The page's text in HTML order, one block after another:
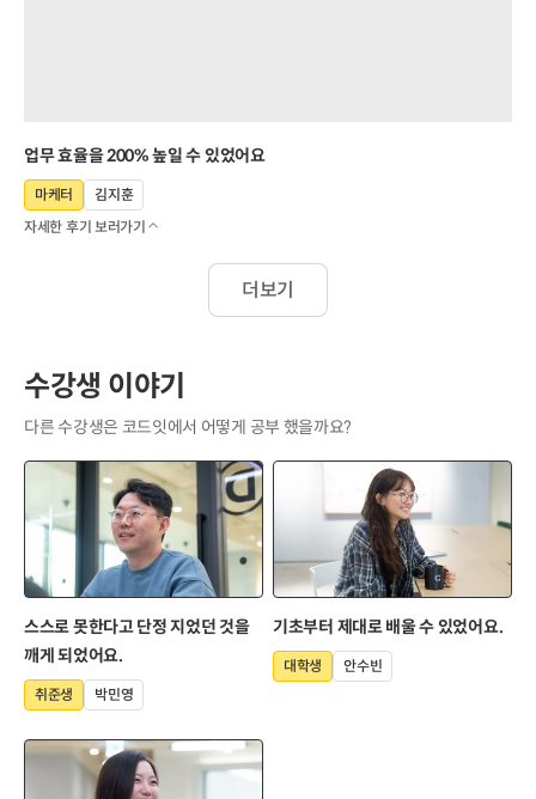
업무 효율을 200% 높일 수 있었어요
마케터
김지훈
자세한 후기 보러가기
더보기
수강생 이야기
다른 수강생은 코드잇에서 어떻게 공부 했을까요?
스스로 못한다고 단정 지었던 것을
깨게 되었어요.
취준생 박민영
기초부터 제대로 배울 수 있었어요.
대학생 안수빈